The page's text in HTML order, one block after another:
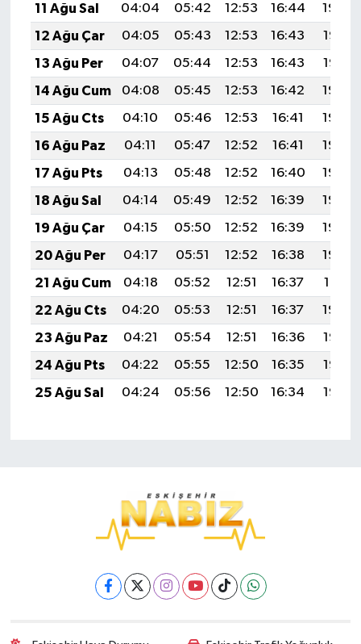
11 Ağu Sal
04:04 05:42 12:53 16:44
19:54
12 Ağu Çar
04:05 05:43 12:53 16:43
19:53
13 Ağu Per
04:07 05:44 12:53 16:43
19:52
14 Ağu Cum
04:08 05:45 12:53 16:42
19:50
15 Ağu Cts
04:10 05:46 12:53 16:41
19:49
16 Ağu Paz
04:11 05:47 12:52 16:41
19:48
17 Ağu Pts
04:13 05:48 12:52 16:40
19:46
18 Ağu Sal
04:14 05:49 12:52 16:39
19:45
19 Ağu Çar
04:15 05:50 12:52 16:39
19:43
20 Ağu Per
04:17 05:51 12:52 16:38
19:42
21 Ağu Cum
04:18 05:52 12:51 16:37
19:41
22 Ağu Cts
04:20 05:53 12:51 16:37
19:39
23 Ağu Paz
04:21 05:54 12:51 16:36
19:38
24 Ağu Pts
04:22 05:55 12:50 16:35
19:36
25 Ağu Sal
04:24 05:56 12:50 16:34 19:35